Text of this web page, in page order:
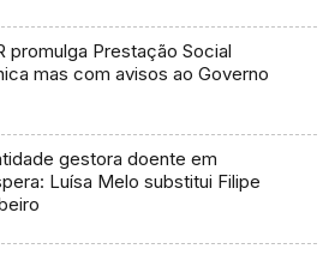
promulga Prestação Social
mas com avisos ao Governo
gestora doente em
Luísa Melo substitui Filipe